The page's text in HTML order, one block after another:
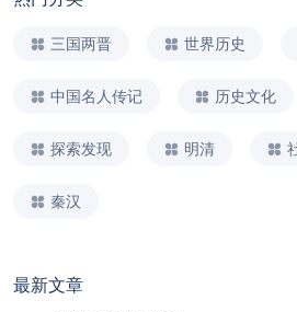
三国两晋 世界历史
中国名人传记 历史文化
探索发现 明清
秦汉
最新文章